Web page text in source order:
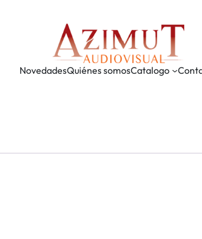
NovedadesQuiénes somosCatalogo